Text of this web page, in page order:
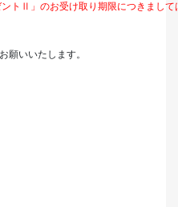
トⅡ」のお受け取り期限につきまして
願いいたします。